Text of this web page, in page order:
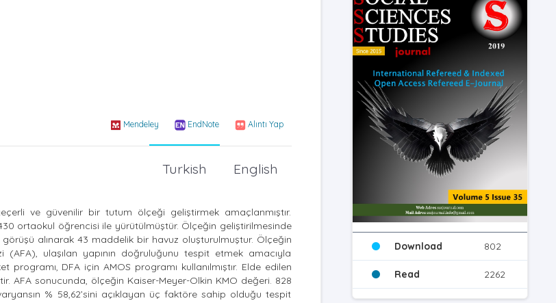
Mendeley EndNote Alıntı Yap
English
Turkish
ve güvenilir bir tutum ölçeği geliştirmek amaçlanmıştır.
ortaokul öğrencisi ile yürütülmüştür. Ölçeğin geliştirilmesinde
alınarak 43 maddelik bir havuz oluşturulmuştur. Ölçeğin
ulaşılan yapının doğruluğunu tespit etmek amacıyla
DFA için AMOS programı kullanılmıştır. Elde edilen
AFA sonucunda, ölçeğin Kaiser-Meyer-Olkin KMO değeri. 828
% 58,62’sini açıklayan üç faktöre sahip olduğu tespit
Download 802
Read 2262